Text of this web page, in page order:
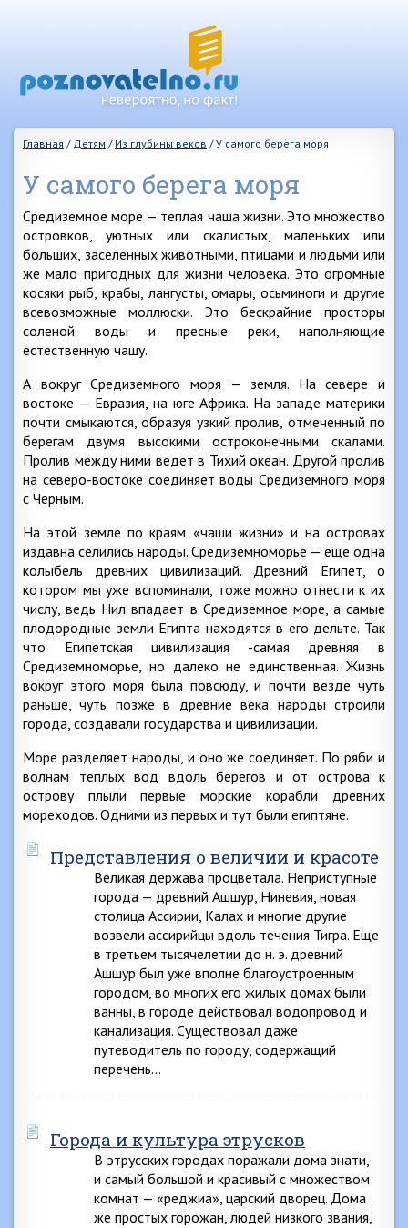
Главная / Детям / Из глубины веков /У самого берега моря
У самого берега моря
Средиземное море — теплая чаша жизни. Это множество
островков, уютных или скалистых, маленьких или
больших, заселенных животными, птицами и людьми или
же мало пригодных для жизни человека. Это огромные
косяки рыб, крабы, лангусты, омары, осьминоги и другие
всевозможные моллюски. Это бескрайние просторы
соленой воды и пресные реки, наполняющие
естественную чашу.
А вокруг Средиземного моря — земля. На севере и
востоке — Евразия, на юге Африка. На западе материки
почти смыкаются, образуя узкий пролив, отмеченный по
берегам двумя высокими остроконечными скалами.
Пролив между ними ведет в Тихий океан. Другой пролив
на северо-востоке соединяет воды Средиземного моря
с Черным.
На этой земле по краям «чаши жизни» и на островах
издавна селились народы. Средиземноморье — еще одна
колыбель древних цивилизаций. Древний Египет, о
котором мы уже вспоминали, тоже можно отнести к их
числу, ведь Нил впадает в Средиземное море, а самые
плодородные земли Египта находятся в его дельте. Так
что Египетская цивилизация -самая древняя в
Средиземноморье, но далеко не единственная. Жизнь
вокруг этого моря была повсюду, и почти везде чуть
раньше, чуть позже в древние века народы строили
города, создавали государства и цивилизации.
Море разделяет народы, и оно же соединяет. По ряби и
волнам теплых вод вдоль берегов и от острова к
острову плыли первые морские корабли древних
мореходов. Одними из первых и тут были египтяне.
Представления о величии и красоте
Великая держава процветала. Неприступные
города — древний Ашшур, Ниневия, новая
столица Ассирии, Калах и многие другие
возвели ассирийцы вдоль течения Тигра. Еще
в третьем тысячелетии до н. э. древний
Ашшур был уже вполне благоустроенным
городом, во многих его жилых домах были
ванны, в городе действовал водопровод и
канализация. Существовал даже
путеводитель по городу, содержащий
перечень…
Города и культура этрусков
В этрусских городах поражали дома знати,
и самый большой и красивый с множеством
комнат — «реджиа», царский дворец. Дома
же простых горожан, людей низкого звания,